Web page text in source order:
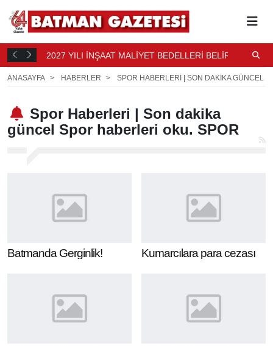
4 SAAT 2027 YILI İNŞAAT MALİYET BEDELLERİ BELİRLENDİ
ANASAYFA HABERLER SPOR HABERLERI | SON DAKIKA GÜNCEL
Spor Haberleri | Son dakika
güncel Spor haberleri oku. SPOR
Batmanda Gerginlik! Kumarcılara para cezası